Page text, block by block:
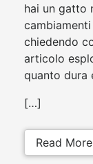
hai un gatto
chiedendo
articolo
quanto dura
[…]
Read